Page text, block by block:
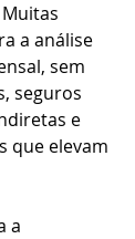
a análise
sem
seguros
e
que elevam
a